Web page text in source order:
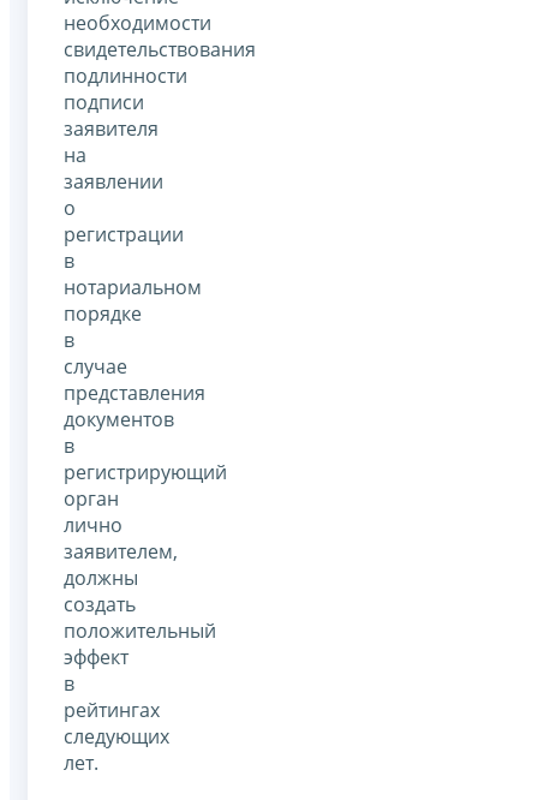
необходимости
свидетельствования
подлинности
подписи
заявителя
на
заявлении
о
регистрации
в
нотариальном
порядке
в
случае
представления
документов
в
регистрирующий
орган
лично
заявителем,
должны
создать
положительный
эффект
в
рейтингах
следующих
лет.